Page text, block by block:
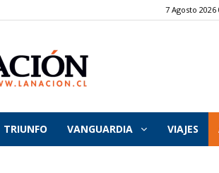
7 Agosto 2026
La
TRIUNFO VANGUARDIA VIAJES